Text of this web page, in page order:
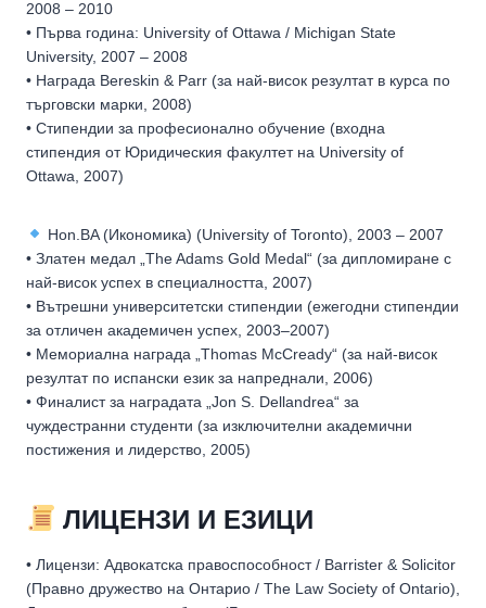
2008 – 2010
• Първа година: University of Ottawa / Michigan State
University, 2007 – 2008
• Награда Bereskin & Parr (за най-висок резултат в курса по
търговски марки, 2008)
• Стипендии за професионално обучение (входна
стипендия от Юридическия факултет на University of
Ottawa, 2007)
Hon.BA (Икономика) (University of Toronto), 2003 – 2007
• Златен медал „The Adams Gold Medal“ (за дипломиране с
най-висок успех в специалността, 2007)
• Вътрешни университетски стипендии (ежегодни стипендии
за отличен академичен успех, 2003–2007)
• Мемориална награда „Thomas McCready“ (за най-висок
резултат по испански език за напреднали, 2006)
• Финалист за наградата „Jon S. Dellandrea“ за
чуждестранни студенти (за изключителни академични
постижения и лидерство, 2005)
ЛИЦЕНЗИ И ЕЗИЦИ
• Лицензи: Адвокатска правоспособност / Barrister & Solicitor
(Правно дружество на Онтарио / The Law Society of Ontario),